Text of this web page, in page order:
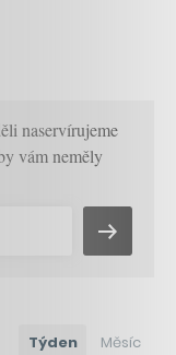
naservírujeme
vám neměly
Týden Měsíc